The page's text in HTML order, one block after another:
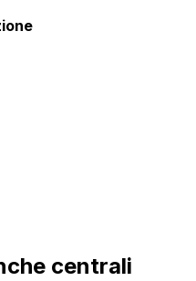
centrali